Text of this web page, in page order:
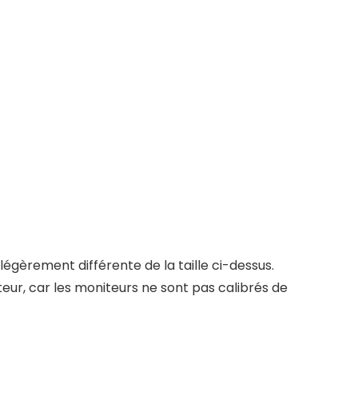
différente de la taille ci-dessus.
car les moniteurs ne sont pas calibrés de